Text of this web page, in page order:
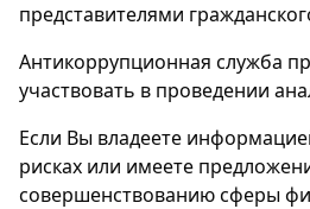
представителями
Антикоррупционная служба
участвовать в проведении
Если Вы владеете
рисках или имеете
совершенствованию сферы